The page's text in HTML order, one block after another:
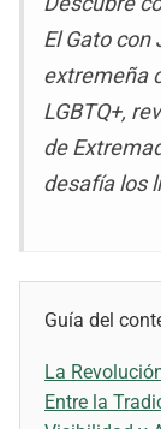
El Gato
extremeña
LGBTQ+,
de
desafía los
Guía del
La
Entre la